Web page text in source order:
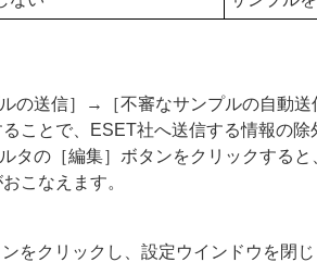
の送信］→［不審なサンプルの自動送
ことで、ESET社へ送信する情報の除
タの［編集］ボタンをクリックする
こなえます。
ンをクリックし、設定ウインドウを閉